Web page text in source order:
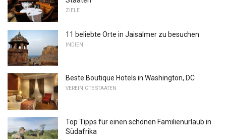
ZIELE
11 beliebte Orte in Jaisalmer zu besuchen
INDIEN
Beste Boutique Hotels in Washington, DC
VEREINIGTE STAATEN
Top Tipps für einen schönen Familienurlaub in
Südafrika